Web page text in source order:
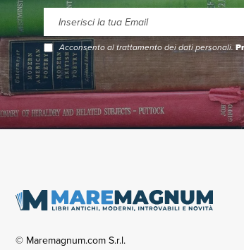
Acconsento al trattamento dei dati personali.
© Maremagnum.com S.r.l.